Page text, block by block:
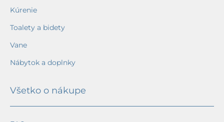
Kúrenie
Toalety a bidety
Vane
Nábytok a doplnky
Všetko o nákupe